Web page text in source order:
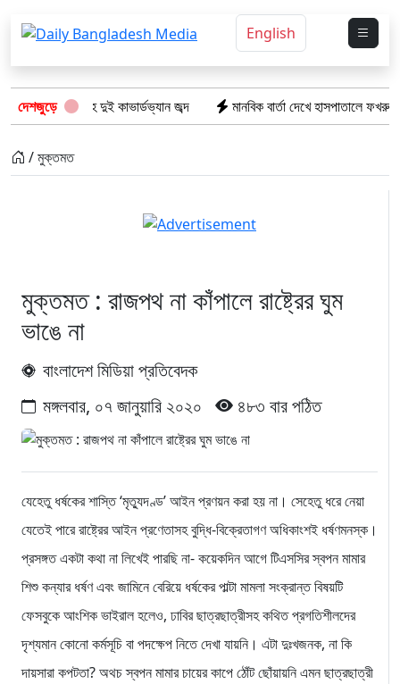
English
দেশজুড়ে
পণ্যসহ দুই কাভার্ডভ্যান জব্দ মানবিক বার্তা দেখে হাসপাতালে ফখরুল
/ মুক্তমত
মুক্তমত : রাজপথ না কাঁপালে রাষ্ট্রের ঘুম
ভাঙে না
বাংলাদেশ মিডিয়া প্রতিবেদক
মঙ্গলবার, ০৭ জানুয়ারি ২০২০
৪৮৩ বার পঠিত
যেহেতু ধর্ষকের শাস্তি ‘মৃত্যুদণ্ড’ আইন প্রণয়ন করা হয় না। সেহেতু ধরে নেয়া
যেতেই পারে রাষ্ট্রের আইন প্রণেতাসহ বুদ্ধি-বিক্রেতাগণ অধিকাংশই ধর্ষণমনস্ক।
প্রসঙ্গত একটা কথা না লিখেই পারছি না- কয়েকদিন আগে টিএসসির স্বপন মামার
শিশু কন্যার ধর্ষণ এবং জামিনে বেরিয়ে ধর্ষকের পাল্টা মামলা সংক্রান্ত বিষয়টি
ফেসবুকে আংশিক ভাইরাল হলেও, ঢাবির ছাত্রছাত্রীসহ কথিত প্রগতিশীলদের
দৃশ্যমান কোনো কর্মসূচি বা পদক্ষেপ নিতে দেখা যায়নি। এটা দুঃখজনক, না কি
দায়সারা কপটতা? অথচ স্বপন মামার চায়ের কাপে ঠোঁট ছোঁয়ায়নি এমন ছাত্রছাত্রী